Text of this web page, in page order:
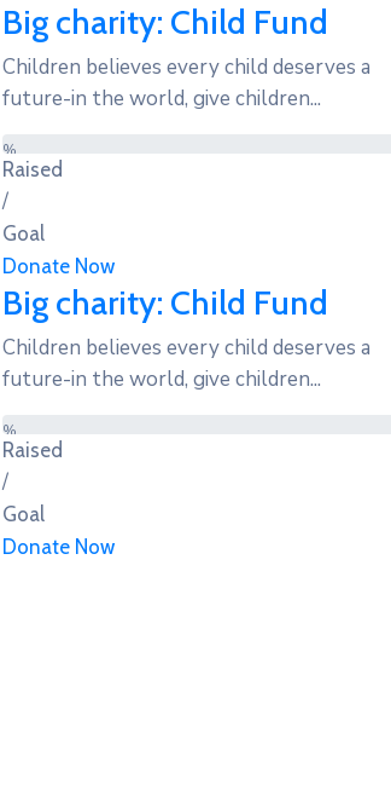
Big charity: Child Fund
Children believes every child deserves a
future-in the world, give children...
%
Raised
/
Goal
Donate Now
Big charity: Child Fund
Children believes every child deserves a
future-in the world, give children...
%
Raised
/
Goal
Donate Now